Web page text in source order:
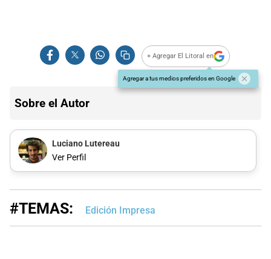
+ Agregar El Litoral en
Agregar a tus medios preferidos en Google
Sobre el Autor
Luciano Lutereau
Ver Perfil
#TEMAS: Edición Impresa